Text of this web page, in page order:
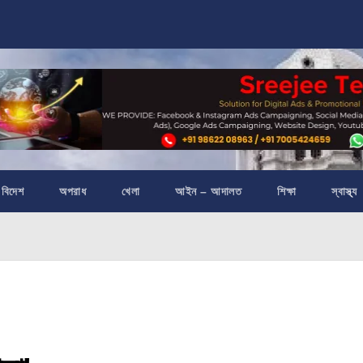
বিদেশ অপরাধ খেলা আইন – আদালত শিক্ষা স্বাস্থ্য